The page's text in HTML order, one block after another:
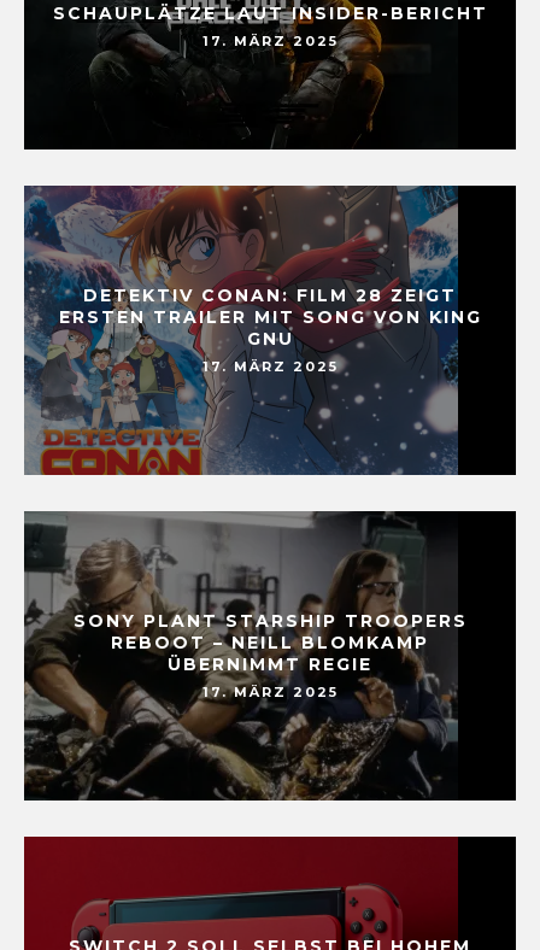
SCHAUPLÄTZE LAUT INSIDER-BERICHT
17. MÄRZ 2025
DETEKTIV CONAN: FILM 28 ZEIGT
ERSTEN TRAILER MIT SONG VON KING
GNU
17. MÄRZ 2025
SONY PLANT STARSHIP TROOPERS
REBOOT – NEILL BLOMKAMP
ÜBERNIMMT REGIE
17. MÄRZ 2025